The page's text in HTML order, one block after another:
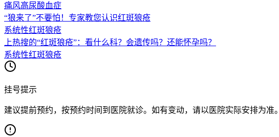
痛风高尿酸血症
“狼来了”不要怕！专家教您认识红斑狼疮
系统性红斑狼疮
上热搜的“红斑狼疮”：看什么科？会遗传吗？还能怀孕吗？
系统性红斑狼疮
挂号提示
建议提前预约，按预约时间到医院就诊。如有变动，请以医院实际安排为准。